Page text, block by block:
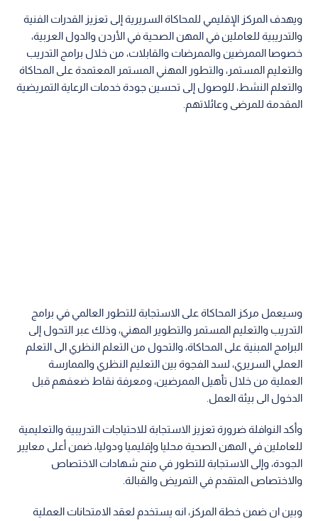
ويهدف المركز الإقليمي للمحاكاة السريرية إلى تعزيز القدرات الفنية
والتدريبية للعاملين في المهن الصحية في الأردن والدول العربية،
خصوصا الممرضين والممرضات والقابلات، من خلال برامج التدريب
والتعليم المستمر، والتطور المهني المستمر المعتمدة على المحاكاة
والتعلم النشط، للوصول إلى تحسين جودة خدمات الرعاية التمريضية
المقدمة للمرضى وعائلاتهم.
وسيعمل مركز المحاكاة على الاستجابة للتطور العالمي في برامج
التدريب والتعليم المستمر والتطوير المهني، وذلك عبر التحول إلى
البرامج المبنية على المحاكاة، والتحول من التعلم النظري الى التعلم
العملي السريري، لسد الفجوة بين التعليم النظري والممارسة
العملية من خلال تأهيل الممرضين، ومعرفة نقاط ضعفهم قبل
الدخول الى بيئة العمل.
وأكد النوافلة ضرورة تعزيز الاستجابة للاحتياجات التدريبية والتعليمية
للعاملين في المهن الصحية محليا وإقليميا ودوليا، ضمن أعلى معايير
الجودة، وإلى الاستجابة للتطور في منح شهادات الاختصاص
والاختصاص المتقدم في التمريض والقبالة.
وبين ان ضمن خطة المركز، انه يستخدم لعقد الامتحانات العملية